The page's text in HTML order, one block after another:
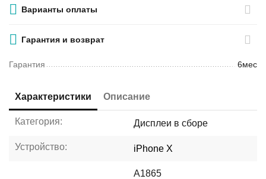
Варианты оплаты
Гарантия и возврат
Гарантия 6мес
Характеристики Описание
Категория: Дисплеи в сборе
Устройство: iPhone X
A1865